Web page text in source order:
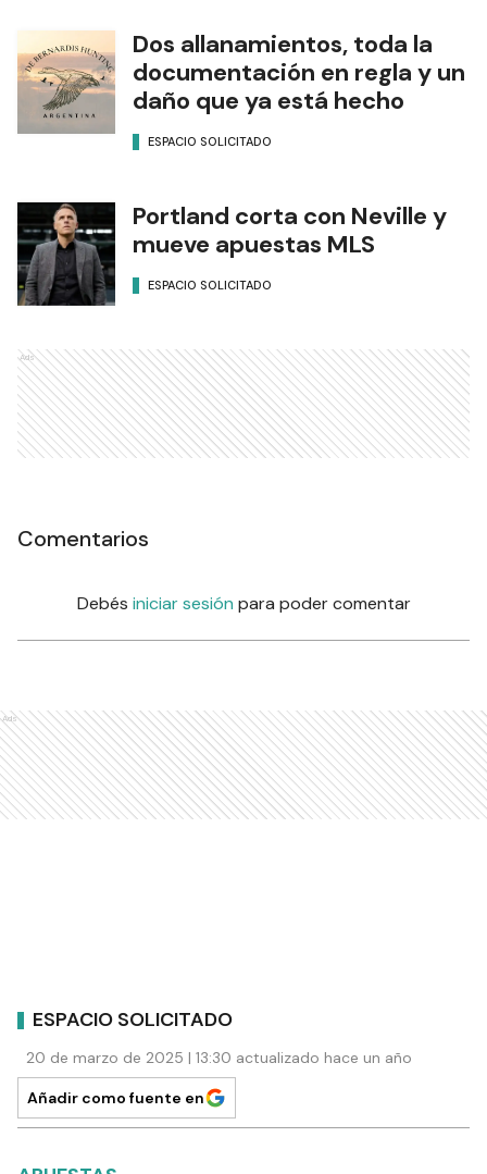
Dos allanamientos, toda la
documentación en regla y un
daño que ya está hecho
ESPACIO SOLICITADO
Portland corta con Neville y
mueve apuestas MLS
ESPACIO SOLICITADO
Ads
Comentarios
Debés iniciar sesión para poder comentar
Ads
ESPACIO SOLICITADO
20 de marzo de 2025 | 13:30 actualizado hace un año
Añadir como fuente en